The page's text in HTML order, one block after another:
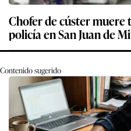
Chofer de cúster
policía en San Juan de
Contenido sugerido